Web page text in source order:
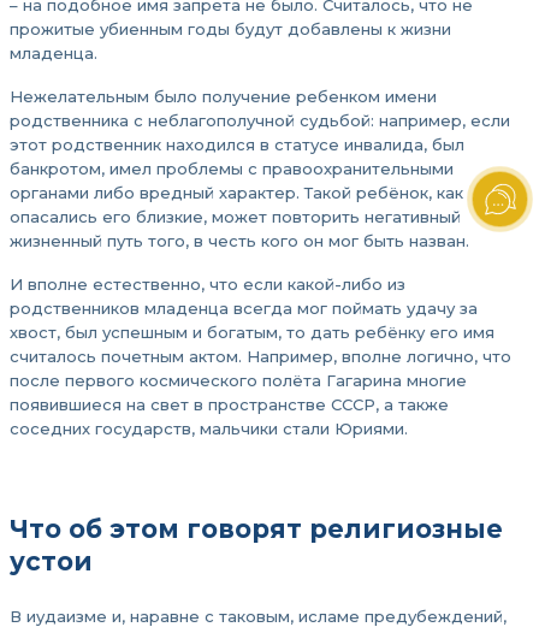
– на подобное имя запрета не было. Считалось, что не
прожитые убиенным годы будут добавлены к жизни
младенца.
Нежелательным было получение ребенком имени
родственника с неблагополучной судьбой: например, если
этот родственник находился в статусе инвалида, был
банкротом, имел проблемы с правоохранительными
органами либо вредный характер. Такой ребёнок, как
опасались его близкие, может повторить негативный
жизненный путь того, в честь кого он мог быть назван.
И вполне естественно, что если какой-либо из
родственников младенца всегда мог поймать удачу за
хвост, был успешным и богатым, то дать ребёнку его имя
считалось почетным актом. Например, вполне логично, что
после первого космического полёта Гагарина многие
появившиеся на свет в пространстве СССР, а также
соседних государств, мальчики стали Юриями.
Что об этом говорят религиозные
устои
В иудаизме и, наравне с таковым, исламе предубеждений,